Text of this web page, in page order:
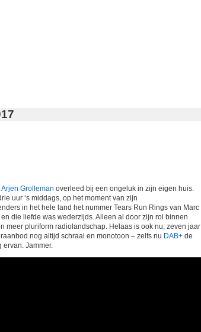
Arjen Grolleman overleed bij een ongeluk in zijn eigen huis.
uur ‘s middags, op het moment van zijn
in het hele land het nummer Tears Run Rings van Marc
die liefde was wederzijds. Alleen al door zijn rol binnen
meer pluriform radiolandschap. Helaas is ook nu, zeven jaar
nog altijd schraal en monotoon – zelfs nu DAB+ de
ervan. Jammer.